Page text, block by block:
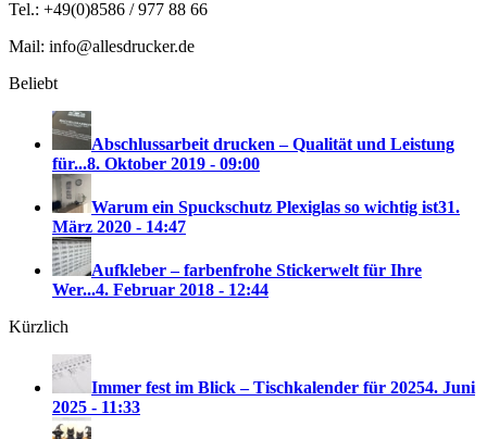
Tel.: +49(0)8586 / 977 88 66
Mail: info@allesdrucker.de
Beliebt
Abschlussarbeit drucken – Qualität und Leistung
für...8. Oktober 2019 - 09:00
Warum ein Spuckschutz Plexiglas so wichtig ist31.
März 2020 - 14:47
Aufkleber – farbenfrohe Stickerwelt für Ihre
Wer...4. Februar 2018 - 12:44
Kürzlich
Immer fest im Blick – Tischkalender für 20254. Juni
2025 - 11:33